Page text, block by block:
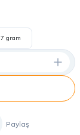
7 gram
Paylaş